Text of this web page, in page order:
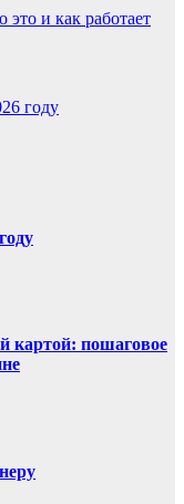
и как работает
году
картой: пошаговое